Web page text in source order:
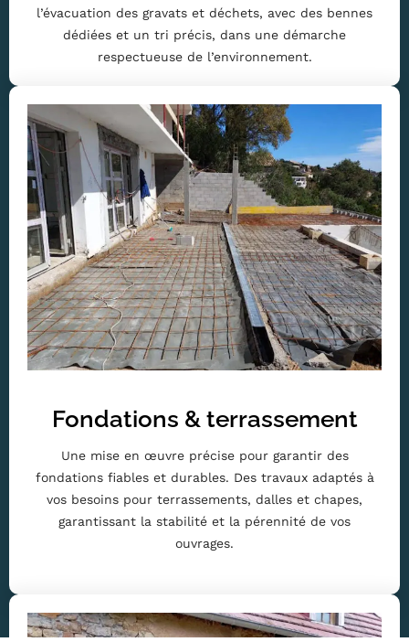
l’évacuation des gravats et déchets, avec des bennes
dédiées et un tri précis, dans une démarche
respectueuse de l’environnement.
Fondations & terrassement
Une mise en œuvre précise pour garantir des
fondations fiables et durables. Des travaux adaptés à
vos besoins pour terrassements, dalles et chapes,
garantissant la stabilité et la pérennité de vos
ouvrages.